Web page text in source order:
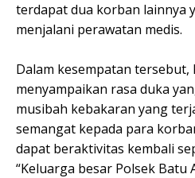
terdapat dua korban lainnya
menjalani perawatan medis.
Dalam kesempatan tersebut,
menyampaikan rasa duka
musibah kebakaran yang
semangat kepada para
dapat beraktivitas kembali
“Keluarga besar Polsek Batu